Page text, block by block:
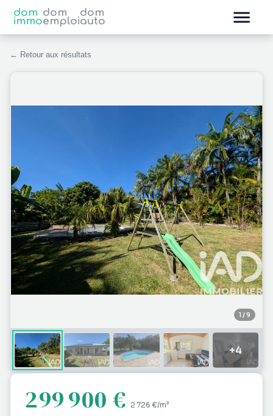
dom
immo
dom
emploi
dom
auto
← Retour aux résultats
1 / 9
+4
299 900 € 2 726 €/m²